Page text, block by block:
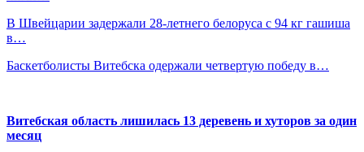
В Швейцарии задержали 28-летнего белоруса с 94 кг гашиша
в…
Баскетболисты Витебска одержали четвертую победу в…
Витебская область лишилась 13 деревень и хуторов за один
месяц